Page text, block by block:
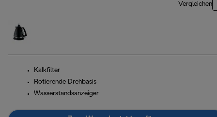
Vergleichen
Kalkfilter
Rotierende Drehbasis
Wasserstandsanzeiger